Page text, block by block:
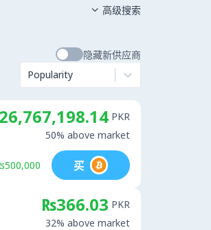
 高级搜索
隐藏新供应商
Popularity
PKR
50% above market
买
₨366.03 PKR
32% above market